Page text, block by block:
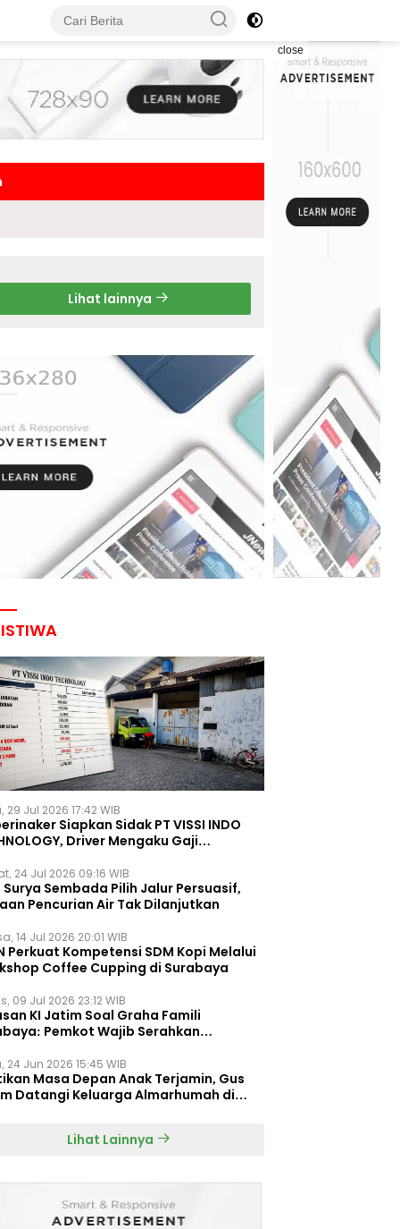
close
Lihat lainnya
29 Jul 2026 17:42 WIB
Siapkan Sidak PT VISSI INDO
Driver Mengaku Gaji
24 Jul 2026 09:16 WIB
Surya Sembada Pilih Jalur Persuasif,
Pencurian Air Tak Dilanjutkan
14 Jul 2026 20:01 WIB
Perkuat Kompetensi SDM Kopi Melalui
Coffee Cupping di Surabaya
09 Jul 2026 23:12 WIB
KI Jatim Soal Graha Famili
Pemkot Wajib Serahkan
24 Jun 2026 15:45 WIB
Masa Depan Anak Terjamin, Gus
Datangi Keluarga Almarhumah di
Lihat Lainnya